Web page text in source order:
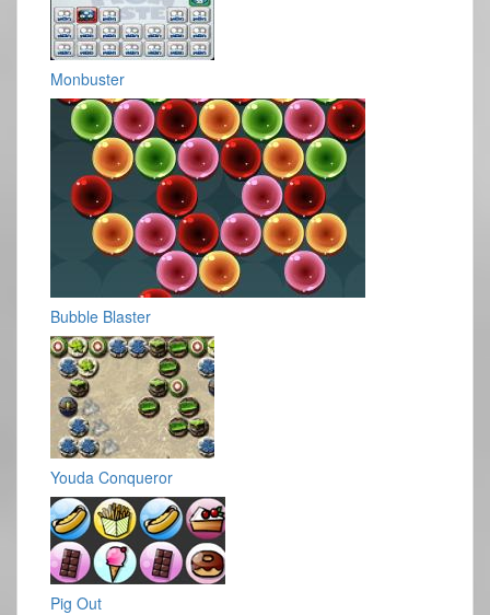
Monbuster
Bubble Blaster
Youda Conqueror
Pig Out